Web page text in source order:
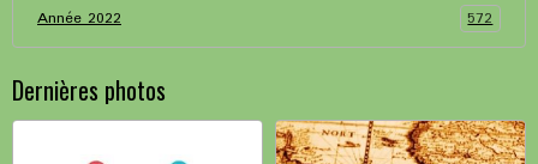
Année 2022 572
Dernières photos